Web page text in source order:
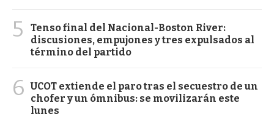
5
Tenso final del Nacional-Boston River:
discusiones, empujones y tres expulsados al
término del partido
6 UCOT extiende el paro tras el secuestro de un
chofer y un ómnibus: se movilizarán este
lunes